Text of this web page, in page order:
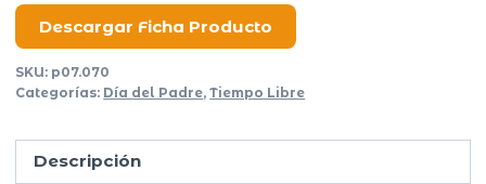
8,5lt
cantidad
Descargar Ficha Producto
SKU: p07.070
Categorías: Día del Padre,Tiempo Libre
Descripción